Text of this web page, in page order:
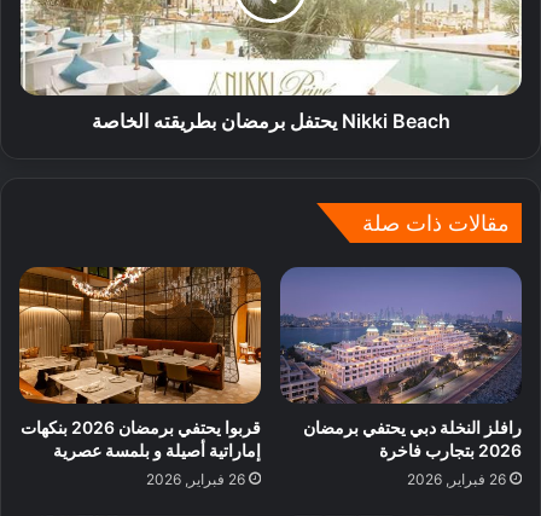
Nikki Beach يحتفل برمضان بطريقته الخاصة
مقالات ذات صلة
رافلز النخلة دبي يحتفي برمضان
2026 بتجارب فاخرة
26 فبراير, 2026
قربوا يحتفي برمضان 2026 بنكهات
إماراتية أصيلة و بلمسة عصرية
26 فبراير, 2026